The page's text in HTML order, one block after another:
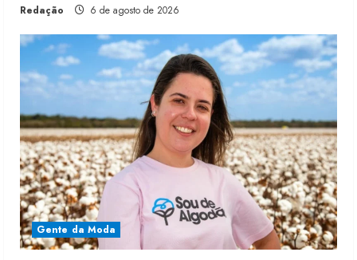
Redação 6 de agosto de 2026
Gente da Moda